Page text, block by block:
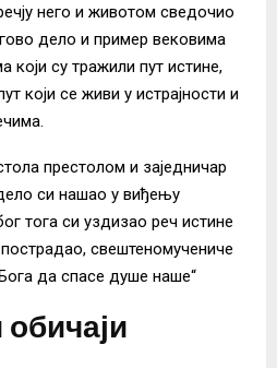
него и животом сведочио
дело и пример вековима
који су тражили пут истине,
који се живи у истрајности и
престолом и заједничар
си нашао у виђењу
тога си уздизао реч истине
свештеномучениче
да спасе душе наше“